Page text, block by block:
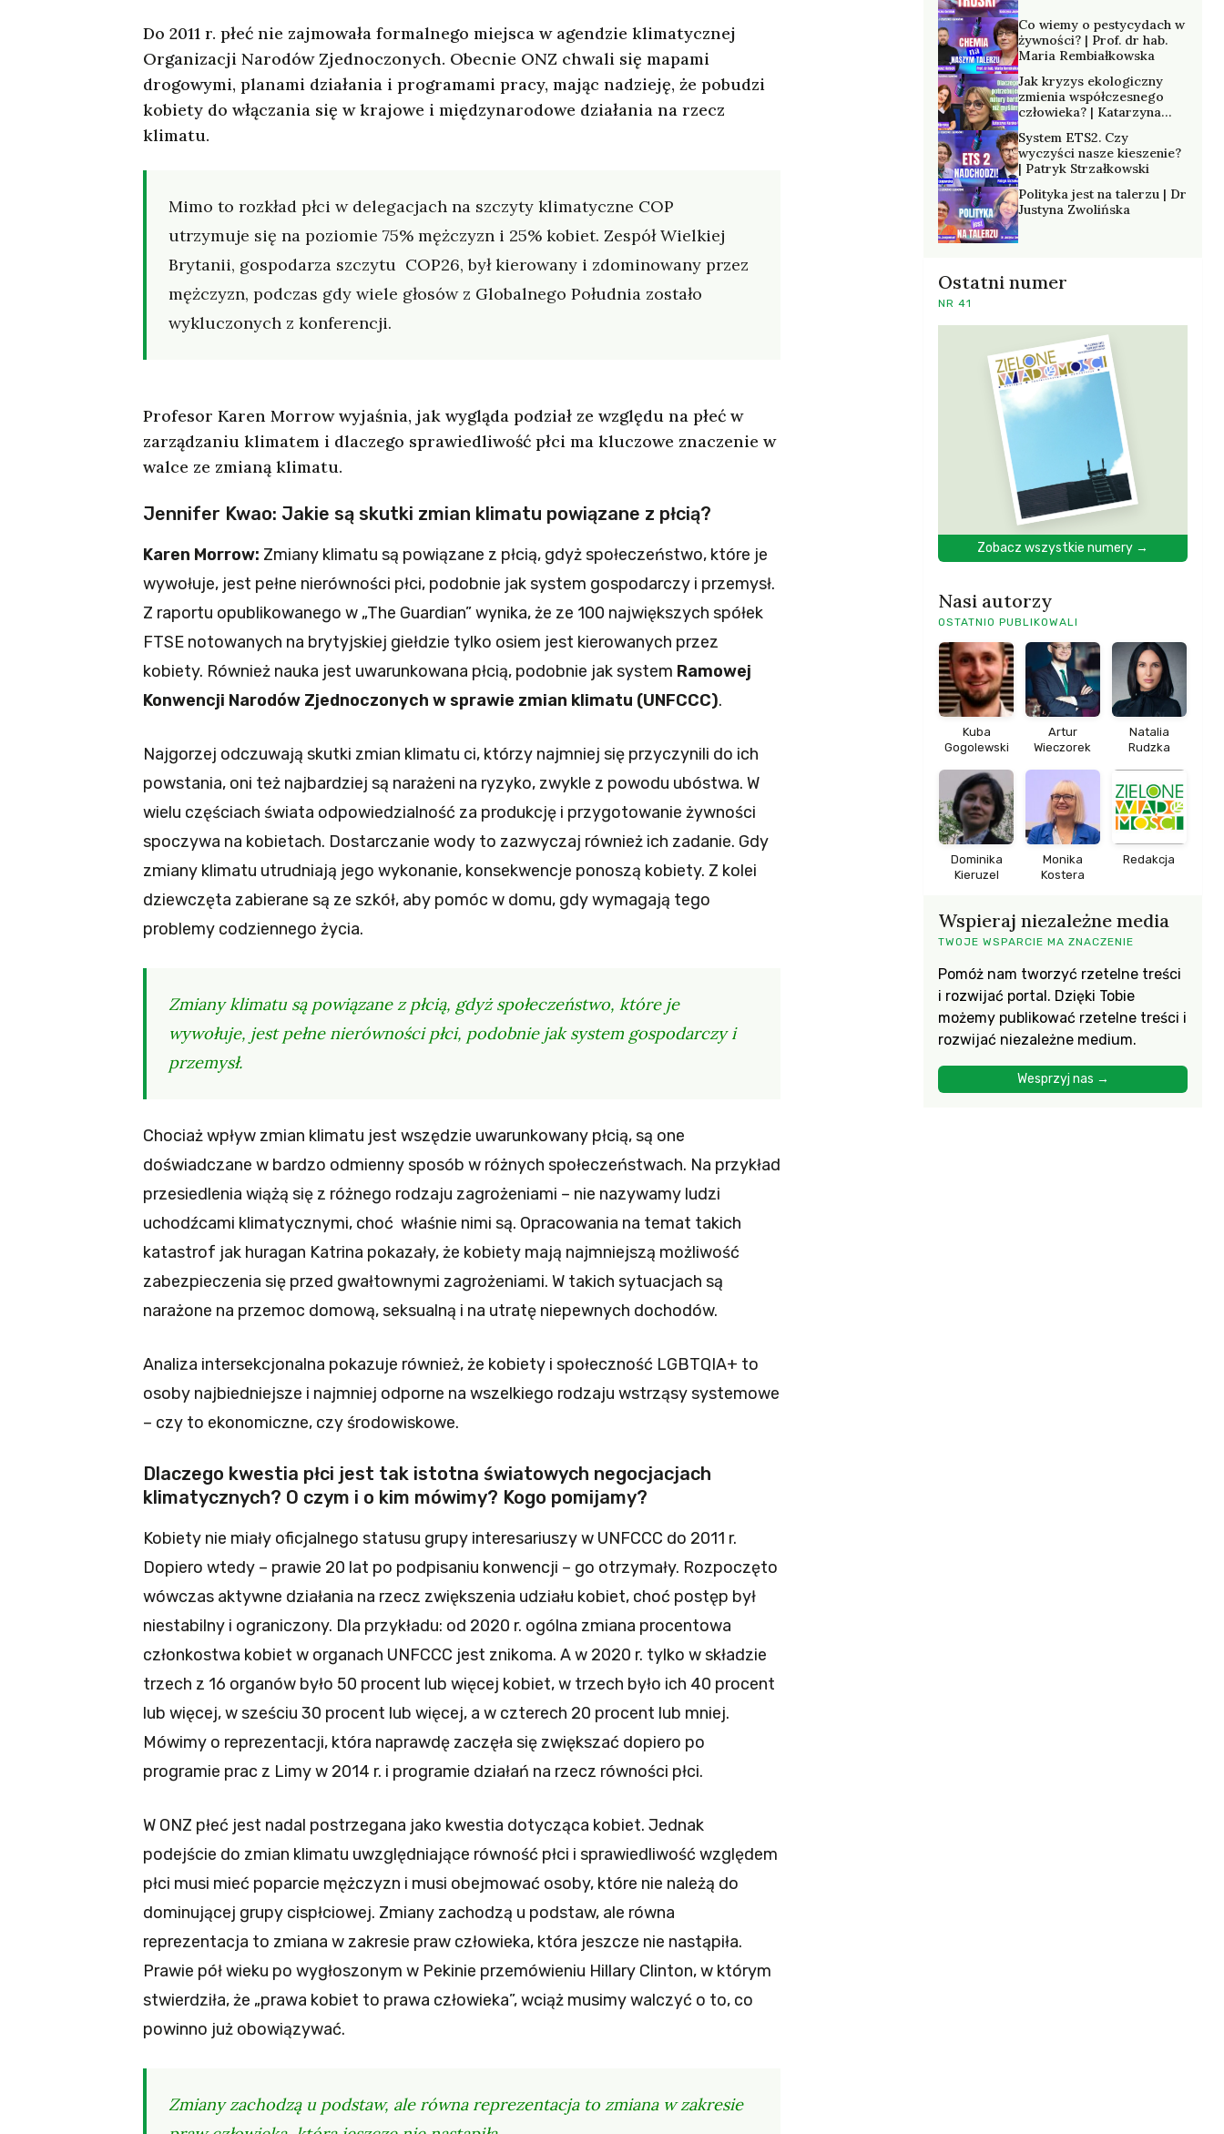
Do 2011 r. płeć nie zajmowała formalnego miejsca w agendzie klimatycznej
Organizacji Narodów Zjednoczonych. Obecnie ONZ chwali się mapami
drogowymi, planami działania i programami pracy, mając nadzieję, że pobudzi
kobiety do włączania się w krajowe i międzynarodowe działania na rzecz
klimatu.
Mimo to rozkład płci w delegacjach na szczyty klimatyczne COP
utrzymuje się na poziomie 75% mężczyzn i 25% kobiet. Zespół Wielkiej
Brytanii, gospodarza szczytu COP26, był kierowany i zdominowany przez
mężczyzn, podczas gdy wiele głosów z Globalnego Południa zostało
wykluczonych z konferencji.
Profesor Karen Morrow wyjaśnia, jak wygląda podział ze względu na płeć w
zarządzaniu klimatem i dlaczego sprawiedliwość płci ma kluczowe znaczenie w
walce ze zmianą klimatu.
Jennifer Kwao: Jakie są skutki zmian klimatu powiązane z płcią?
Karen Morrow: Zmiany klimatu są powiązane z płcią, gdyż społeczeństwo, które je
wywołuje, jest pełne nierówności płci, podobnie jak system gospodarczy i przemysł.
Z raportu opublikowanego w „The Guardian” wynika, że ​​ze 100 największych spółek
FTSE notowanych na brytyjskiej giełdzie tylko osiem jest kierowanych przez
kobiety. Również nauka jest uwarunkowana płcią, podobnie jak system Ramowej
Konwencji Narodów Zjednoczonych w sprawie zmian klimatu (UNFCCC).
Najgorzej odczuwają skutki zmian klimatu ci, którzy najmniej się przyczynili do ich
powstania, oni też najbardziej są narażeni na ryzyko, zwykle z powodu ubóstwa. W
wielu częściach świata odpowiedzialność za produkcję i przygotowanie żywności
spoczywa na kobietach. Dostarczanie wody to zazwyczaj również ich zadanie. Gdy
zmiany klimatu utrudniają jego wykonanie, konsekwencje ponoszą kobiety. Z kolei
dziewczęta zabierane są ze szkół, aby pomóc w domu, gdy wymagają tego
problemy codziennego życia.
Zmiany klimatu są powiązane z płcią, gdyż społeczeństwo, które je
wywołuje, jest pełne nierówności płci, podobnie jak system gospodarczy i
przemysł.
Chociaż wpływ zmian klimatu jest wszędzie uwarunkowany płcią, są one
doświadczane w bardzo odmienny sposób w różnych społeczeństwach. Na przykład
przesiedlenia wiążą się z różnego rodzaju zagrożeniami – nie nazywamy ludzi
uchodźcami klimatycznymi, choć właśnie nimi są. Opracowania na temat takich
katastrof jak huragan Katrina pokazały, że kobiety mają najmniejszą możliwość
zabezpieczenia się przed gwałtownymi zagrożeniami. W takich sytuacjach są
narażone na przemoc domową, seksualną i na utratę niepewnych dochodów.
Analiza intersekcjonalna pokazuje również, że kobiety i społeczność LGBTQIA+ to
osoby najbiedniejsze i najmniej odporne na wszelkiego rodzaju wstrząsy systemowe
– czy to ekonomiczne, czy środowiskowe.
Dlaczego kwestia płci jest tak istotna światowych negocjacjach
klimatycznych? O czym i o kim mówimy? Kogo pomijamy?
Kobiety nie miały oficjalnego statusu grupy interesariuszy w UNFCCC do 2011 r.
Dopiero wtedy – prawie 20 lat po podpisaniu konwencji – go otrzymały. Rozpoczęto
wówczas aktywne działania na rzecz zwiększenia udziału kobiet, choć postęp był
niestabilny i ograniczony. Dla przykładu: od 2020 r. ogólna zmiana procentowa
członkostwa kobiet w organach UNFCCC jest znikoma. A w 2020 r. tylko w składzie
trzech z 16 organów było 50 procent lub więcej kobiet, w trzech było ich 40 procent
lub więcej, w sześciu 30 procent lub więcej, a w czterech 20 procent lub mniej.
Mówimy o reprezentacji, która naprawdę zaczęła się zwiększać dopiero po
programie prac z Limy w 2014 r. i programie działań na rzecz równości płci.
W ONZ płeć jest nadal postrzegana jako kwestia dotycząca kobiet. Jednak
podejście do zmian klimatu uwzględniające równość płci i sprawiedliwość względem
płci musi mieć poparcie mężczyzn i musi obejmować osoby, które nie należą do
dominującej grupy cispłciowej. Zmiany zachodzą u podstaw, ale równa
reprezentacja to zmiana w zakresie praw człowieka, która jeszcze nie nastąpiła.
Prawie pół wieku po wygłoszonym w Pekinie przemówieniu Hillary Clinton, w którym
stwierdziła, że „prawa kobiet to prawa człowieka”, wciąż musimy walczyć o to, co
powinno już obowiązywać.
Zmiany zachodzą u podstaw, ale równa reprezentacja to zmiana w zakresie
Co wiemy o pestycydach w
żywności? | Prof. dr hab.
Maria Rembiałkowska
Jak kryzys ekologiczny
zmienia współczesnego
człowieka? | Katarzyna
System ETS2. Czy
wyczyści nasze kieszenie?
| Patryk Strzałkowski
Polityka jest na talerzu | Dr
Justyna Zwolińska
Ostatni numer
NR 41
Zobacz wszystkie numery →
Nasi autorzy
OSTATNIO PUBLIKOWALI
Kuba
Gogolewski
Artur
Wieczorek
Natalia
Rudzka
Dominika
Kieruzel
Monika
Kostera
Redakcja
Wspieraj niezależne media
TWOJE WSPARCIE MA ZNACZENIE
Pomóż nam tworzyć rzetelne treści
i rozwijać portal. Dzięki Tobie
możemy publikować rzetelne treści i
rozwijać niezależne medium.
Wesprzyj nas →